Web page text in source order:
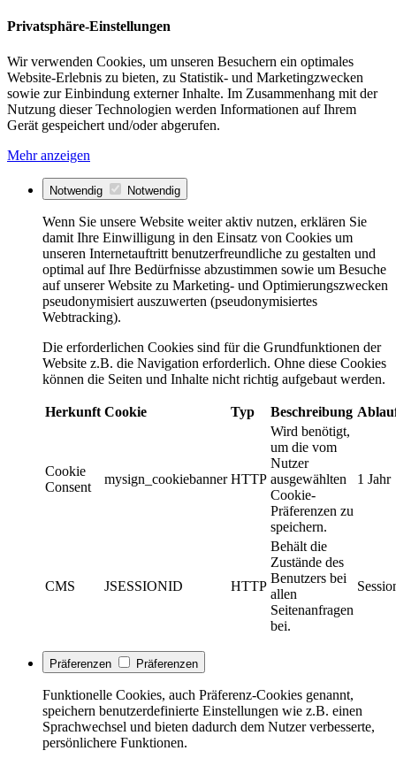
Privatsphäre-Einstellungen
Wir verwenden Cookies, um unseren Besuchern ein optimales
Website-Erlebnis zu bieten, zu Statistik- und Marketingzwecken
sowie zur Einbindung externer Inhalte. Im Zusammenhang mit der
Nutzung dieser Technologien werden Informationen auf Ihrem
Gerät gespeichert und/oder abgerufen.
Mehr anzeigen
Notwendig Notwendig
Wenn Sie unsere Website weiter aktiv nutzen, erklären Sie
damit Ihre Einwilligung in den Einsatz von Cookies um
unseren Internetauftritt benutzerfreundliche zu gestalten und
optimal auf Ihre Bedürfnisse abzustimmen sowie um Besuche
auf unserer Website zu Marketing- und Optimierungszwecken
pseudonymisiert auszuwerten (pseudonymisiertes
Webtracking).
Die erforderlichen Cookies sind für die Grundfunktionen der
Website z.B. die Navigation erforderlich. Ohne diese Cookies
können die Seiten und Inhalte nicht richtig aufgebaut werden.
Herkunft Cookie Typ Beschreibung
Cookie
Consent
mysign_cookiebanner HTTP
Wird benötigt,
um die vom
Nutzer
ausgewählten
Cookie-
Präferenzen zu
speichern.
1 Jahr
CMS JSESSIONID HTTP
Behält die
Zustände des
Benutzers bei
allen
Seitenanfragen
bei.
Präferenzen Präferenzen
Funktionelle Cookies, auch Präferenz-Cookies genannt,
speichern benutzerdefinierte Einstellungen wie z.B. einen
Sprachwechsel und bieten dadurch dem Nutzer verbesserte,
persönlichere Funktionen.